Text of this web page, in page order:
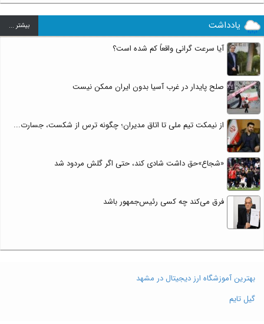
یادداشت بيشتر ...
آیا سرعت گرانی واقعاً کم شده است؟
صلح پایدار در غرب آسیا بدون ایران ممکن نیست
از نیمکت تیم ملی تا اتاق مدیران؛ چگونه ترس از شکست، جسارت...
«شجاع»حق داشت شادی کند، حتی اگر گلش مردود شد
فرق می‌کند چه کسی رئیس‌جمهور باشد
بهترین آموزشگاه ارز دیجیتال در مشهد
گیل تایم